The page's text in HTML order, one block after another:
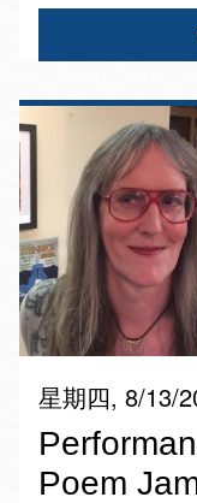
星期四, 8/13/
Poem